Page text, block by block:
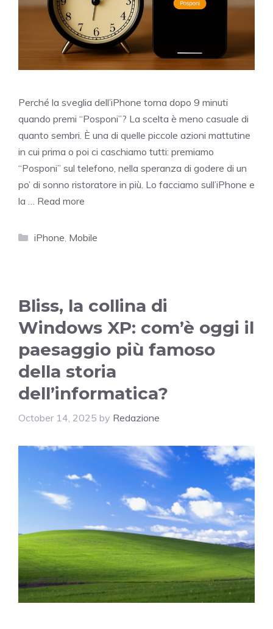
Perché la sveglia dell’iPhone torna dopo 9 minuti
quando premi “Posponi”? La scelta è meno casuale di
quanto sembri. È una di quelle piccole azioni mattutine
in cui prima o poi ci caschiamo tutti: premiamo
“Posponi” sul telefono, nella speranza di godere di un
po’ di sonno ristoratore in più. Lo facciamo sull’iPhone e
la … Read more
Categories
iPhone Mobile
Bliss, la collina di
Windows XP: com’è oggi il
paesaggio più famoso
della storia
dell’informatica?
October 14, 2025 by Redazione